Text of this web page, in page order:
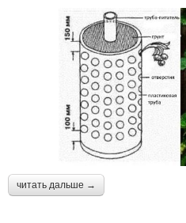
читать дальше →